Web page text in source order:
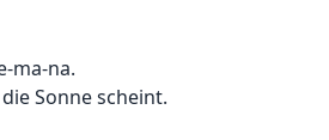
ma-na.
Sonne scheint.